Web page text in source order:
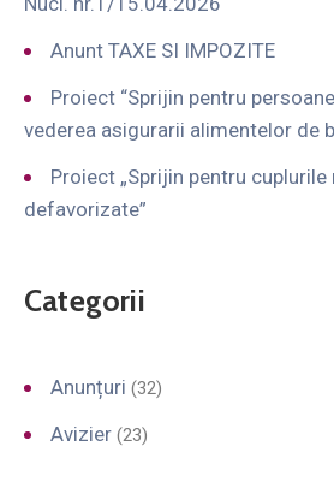
Anunt TAXE SI IMPOZITE
Proiect “Sprijin pentru
vederea asigurarii alimentelor de
Proiect „Sprijin pentru
defavorizate”
Categorii
Anunțuri (32)
Avizier (23)